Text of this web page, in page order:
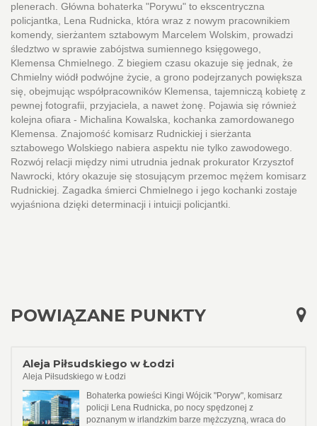
plenerach. Główna bohaterka "Porywu" to ekscentryczna
policjantka, Lena Rudnicka, która wraz z nowym pracownikiem
komendy, sierżantem sztabowym Marcelem Wolskim, prowadzi
śledztwo w sprawie zabójstwa sumiennego księgowego,
Klemensa Chmielnego. Z biegiem czasu okazuje się jednak, że
Chmielny wiódł podwójne życie, a grono podejrzanych powiększa
się, obejmując współpracowników Klemensa, tajemniczą kobietę z
pewnej fotografii, przyjaciela, a nawet żonę. Pojawia się również
kolejna ofiara - Michalina Kowalska, kochanka zamordowanego
Klemensa. Znajomość komisarz Rudnickiej i sierżanta
sztabowego Wolskiego nabiera aspektu nie tylko zawodowego.
Rozwój relacji między nimi utrudnia jednak prokurator Krzysztof
Nawrocki, który okazuje się stosującym przemoc mężem komisarz
Rudnickiej. Zagadka śmierci Chmielnego i jego kochanki zostaje
wyjaśniona dzięki determinacji i intuicji policjantki.
POWIĄZANE PUNKTY
Aleja Piłsudskiego w Łodzi
Aleja Piłsudskiego w Łodzi
Bohaterka powieści Kingi Wójcik "Poryw", komisarz
policji Lena Rudnicka, po nocy spędzonej z
poznanym w irlandzkim barze mężczyzną, wraca do